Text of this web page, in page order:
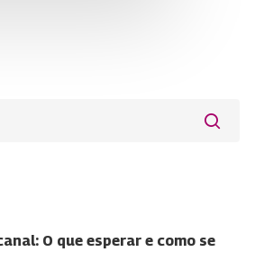
O que esperar e como se